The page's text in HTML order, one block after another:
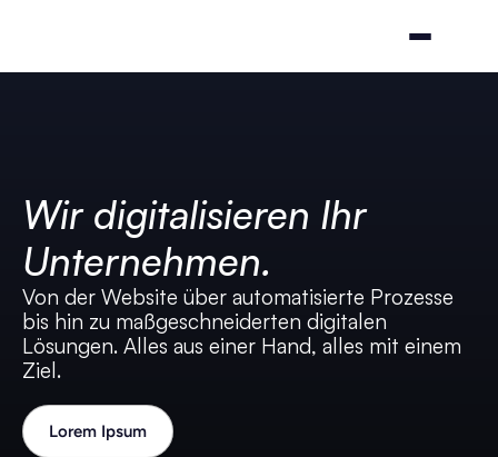
Wir digitalisieren Ihr
Unternehmen.
Von der Website über automatisierte Prozesse
bis hin zu maßgeschneiderten digitalen
Lösungen. Alles aus einer Hand, alles mit einem
Ziel.
Lorem Ipsum